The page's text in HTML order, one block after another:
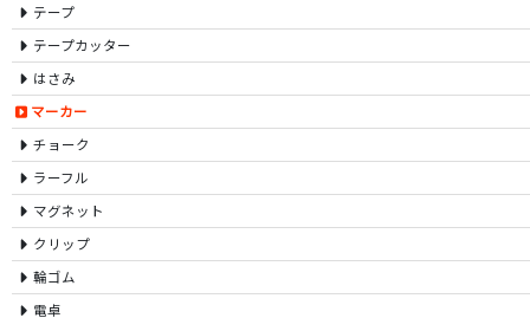
テープ
テープカッター
はさみ
マーカー
チョーク
ラーフル
マグネット
クリップ
輪ゴム
電卓